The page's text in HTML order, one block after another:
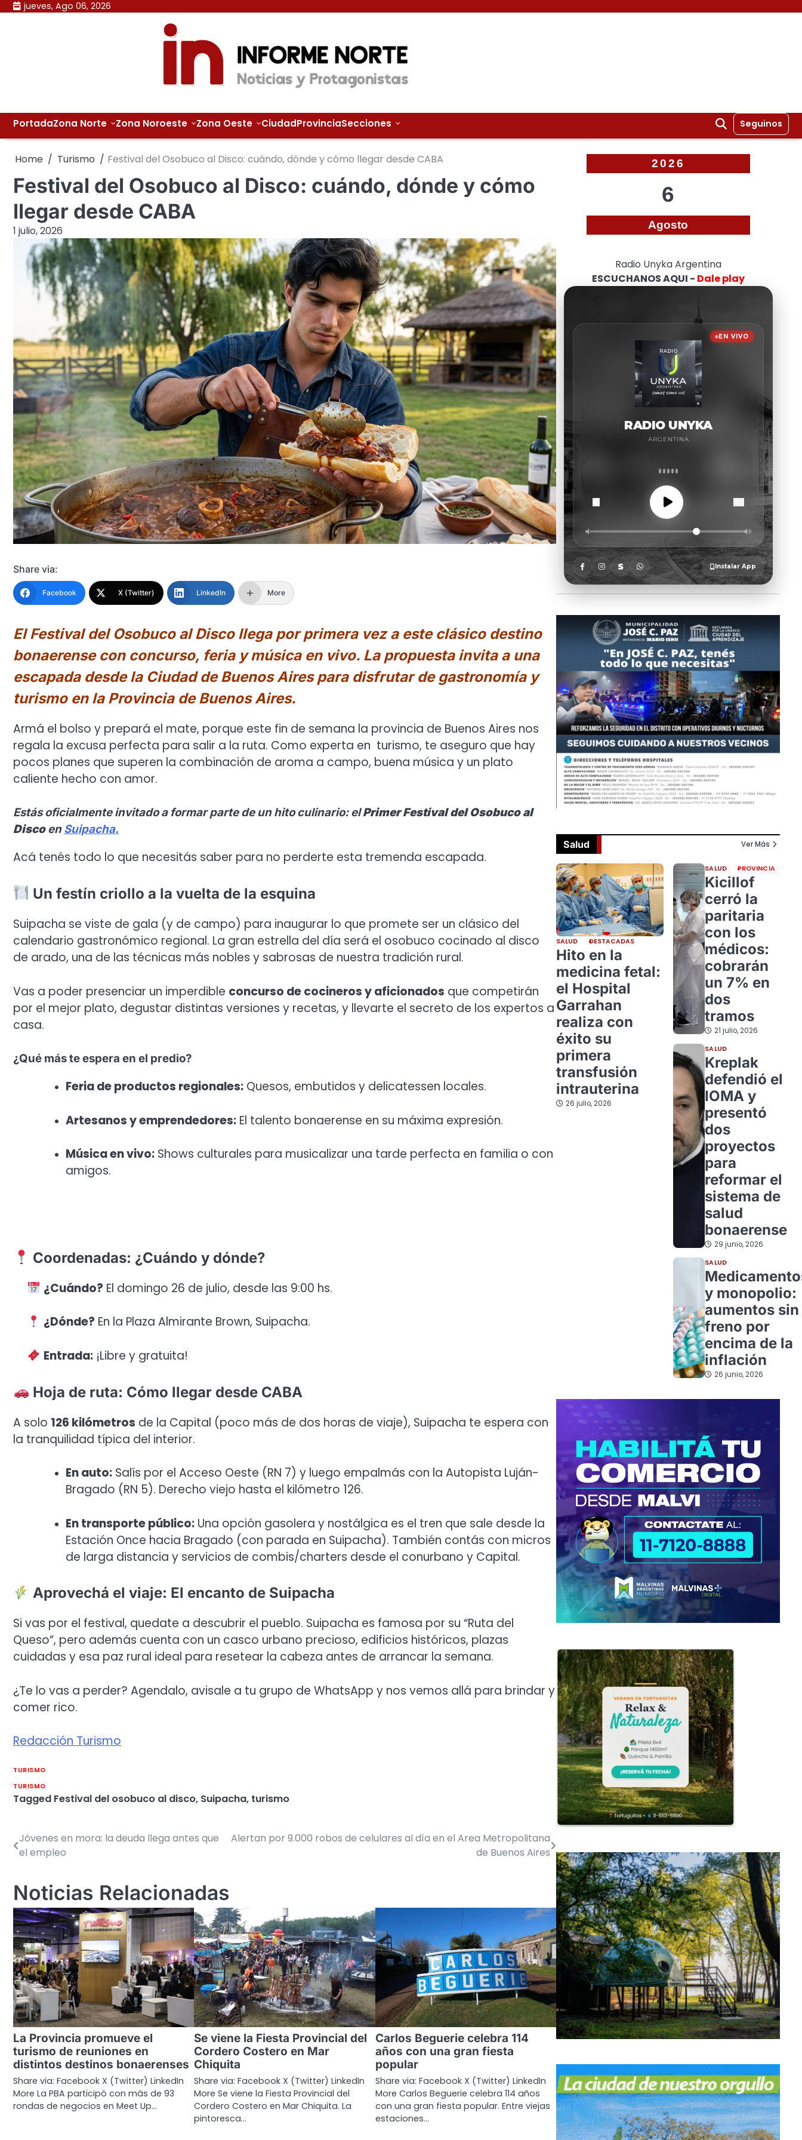
Skip jueves, Ago 06, 2026
PortadaZona Norte Zona Noroeste Zona Oeste CiudadProvinciaSecciones Seguinos
Home Turismo Festival del Osobuco al Disco: cuándo, dónde y cómo llegar desde CABA
Festival del Osobuco al Disco: cuándo, dónde y cómo
llegar desde CABA
1 julio, 2026
Share via:
Facebook X (Twitter) LinkedIn More
El Festival del Osobuco al Disco llega por primera vez a este clásico destino
bonaerense con concurso, feria y música en vivo. La propuesta invita a una
escapada desde la Ciudad de Buenos Aires para disfrutar de gastronomía y
turismo en la Provincia de Buenos Aires.
Armá el bolso y prepará el mate, porque este fin de semana la provincia de Buenos Aires nos
regala la excusa perfecta para salir a la ruta. Como experta en turismo, te aseguro que hay
pocos planes que superen la combinación de aroma a campo, buena música y un plato
caliente hecho con amor.
Estás oficialmente invitado a formar parte de un hito culinario: elPrimer Festival del Osobuco al
DiscoenSuipacha.
Acá tenés todo lo que necesitás saber para no perderte esta tremenda escapada.
Un festín criollo a la vuelta de la esquina
Suipacha se viste de gala (y de campo) para inaugurar lo que promete ser un clásico del
calendario gastronómico regional. La gran estrella del día será el osobuco cocinado al disco
de arado, una de las técnicas más nobles y sabrosas de nuestra tradición rural.
Vas a poder presenciar un imperdible concurso de cocineros y aficionados que competirán
por el mejor plato, degustar distintas versiones y recetas, y llevarte el secreto de los expertos a
casa.
¿Qué más te espera en el predio?
Feria de productos regionales: Quesos, embutidos y delicatessen locales.
Artesanos y emprendedores: El talento bonaerense en su máxima expresión.
Música en vivo: Shows culturales para musicalizar una tarde perfecta en familia o con
amigos.
Coordenadas: ¿Cuándo y dónde?
¿Cuándo? El domingo 26 de julio, desde las 9:00 hs.
¿Dónde? En la Plaza Almirante Brown, Suipacha.
Entrada:¡Libre y gratuita!
Hoja de ruta: Cómo llegar desde CABA
A solo 126 kilómetros de la Capital (poco más de dos horas de viaje), Suipacha te espera con
la tranquilidad típica del interior.
En auto: Salís por el Acceso Oeste (RN 7) y luego empalmás con la Autopista Luján-
Bragado (RN 5). Derecho viejo hasta el kilómetro 126.
En transporte público: Una opción gasolera y nostálgica es el tren que sale desde la
Estación Once hacia Bragado (con parada en Suipacha). También contás con micros
de larga distancia y servicios de combis/charters desde el conurbano y Capital.
Aprovechá el viaje: El encanto de Suipacha
Si vas por el festival, quedate a descubrir el pueblo. Suipacha es famosa por su “Ruta del
Queso”, pero además cuenta con un casco urbano precioso, edificios históricos, plazas
cuidadas y esa paz rural ideal para resetear la cabeza antes de arrancar la semana.
¿Te lo vas a perder? Agendalo, avisale a tu grupo de WhatsApp y nos vemos allá para brindar y
comer rico.
Redacción Turismo
TURISMO
TURISMO
Tagged Festival del osobuco al disco, Suipacha, turismo
Navegación
entradas
Jóvenes en mora: la deuda llega antes que
el empleo
Alertan por 9.000 robos de celulares al día en el Area Metropolitana
de Buenos Aires
Noticias Relacionadas
La Provincia promueve el
turismo de reuniones en
distintos destinos bonaerenses
Share via: Facebook X (Twitter) LinkedIn
More La PBA participó con más de 93
rondas de negocios en Meet Up…
Se viene la Fiesta Provincial del
Cordero Costero en Mar
Chiquita
Share via: Facebook X (Twitter) LinkedIn
More Se viene la Fiesta Provincial del
Cordero Costero en Mar Chiquita. La
pintoresca…
Carlos Beguerie celebra 114
años con una gran fiesta
popular
Share via: Facebook X (Twitter) LinkedIn
More Carlos Beguerie celebra 114 años
con una gran fiesta popular. Entre viejas
estaciones…
2026
6
Agosto
Radio Unyka Argentina
ESCUCHANOS AQUI - Dale play
Salud Ver Más
SALUD DESTACADAS
Hito en la
medicina fetal:
el Hospital
Garrahan
realiza con
éxito su
primera
transfusión
intrauterina
26 julio, 2026
SALUD PROVINCIA
Kicillof
cerró la
paritaria
con los
médicos:
cobrarán
un 7% en
dos
tramos
21 julio, 2026
SALUD
Kreplak
defendió el
IOMA y
presentó
dos
proyectos
para
reformar el
sistema de
salud
bonaerense
29 junio, 2026
SALUD
y monopolio:
aumentos sin
freno por
encima de la
inflación
26 junio, 2026